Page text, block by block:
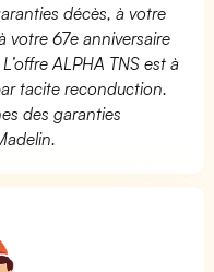
décès, à votre
votre 67e anniversaire
ALPHA TNS est à
tacite reconduction.
des garanties